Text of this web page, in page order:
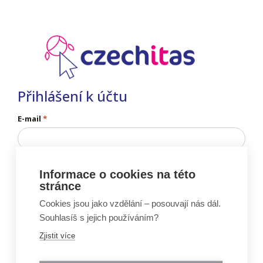
Přihlášení k účtu
E-mail
Nevíš heslo? Obnov si heslo
Vznik portálu Moje Czechitas byl podpořen projektem: „Ženy do IT” (reg.č.
Informace o cookies na této
stránce
Cookies jsou jako vzdělání – posouvají nás dál.
Souhlasíš s jejich používáním?
Zjistit více